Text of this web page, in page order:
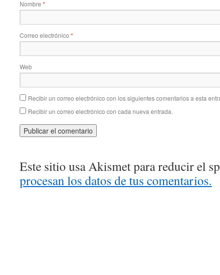
Nombre *
Correo electrónico *
Web
Recibir un correo electrónico con los siguientes comentarios a esta
Recibir un correo electrónico con cada nueva entrada.
Este sitio usa Akismet para reducir el
procesan los datos de tus comentarios.